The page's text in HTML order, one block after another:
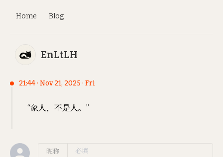
EnLtLH
21:44 · Nov 21, 2025 · Fri
“象人，不是人。”
昵称
Home Blog